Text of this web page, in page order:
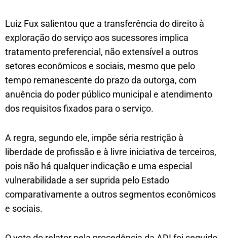
Luiz Fux salientou que a transferência do direito à
exploração do serviço aos sucessores implica
tratamento preferencial, não extensível a outros
setores econômicos e sociais, mesmo que pelo
tempo remanescente do prazo da outorga, com
anuência do poder público municipal e atendimento
dos requisitos fixados para o serviço.
A regra, segundo ele, impõe séria restrição à
liberdade de profissão e à livre iniciativa de terceiros,
pois não há qualquer indicação e uma especial
vulnerabilidade a ser suprida pelo Estado
comparativamente a outros segmentos econômicos
e sociais.